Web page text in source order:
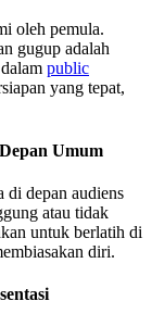
oleh pemula.
gugup adalah
public
yang tepat,
Umum
di depan audiens
atau tidak
untuk berlatih di
diri.